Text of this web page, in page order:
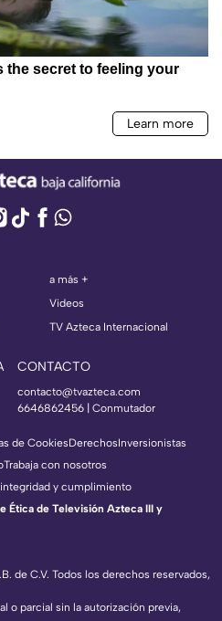
a más +
Videos
TV Azteca Internacional
CONTACTO
contacto@tvazteca.com
6646862456 | Conmutador
de C.V. Todos los derechos reservados,
o parcial sin la autorización previa,
de CookiesDerechosInversionistas
Trabaja con nosotros
y cumplimiento
Ética de Televisión Azteca III y